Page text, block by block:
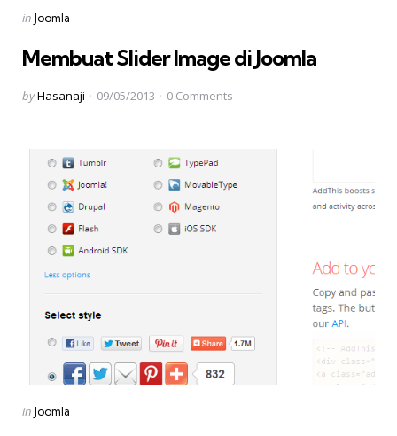
Categories
Posted
in Joomla
Membuat Slider Image di Joomla
Posted
byHasanaji 09/05/2013 0 Comments
Categories
Posted
in Joomla